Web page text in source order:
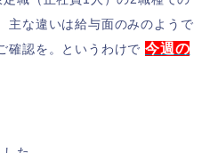
主な違いは給与面のみのようで
確認を。というわけで 今週の